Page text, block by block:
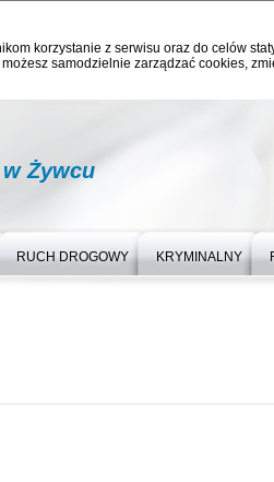
korzystanie z serwisu oraz do celów
samodzielnie zarządzać cookies,
Żywcu
RUCH DROGOWY KRYMINALNY